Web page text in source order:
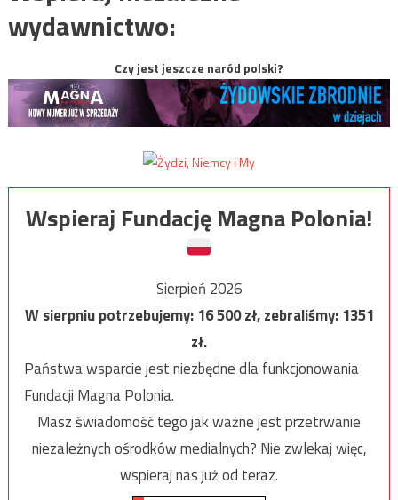
wydawnictwo:
Czy jest jeszcze naród polski?
Wspieraj Fundację Magna Polonia!
Sierpień 2026
W sierpniu potrzebujemy:16 500zł, zebraliśmy:1351
zł.
Państwa wsparcie jest niezbędne dla funkcjonowania
Fundacji Magna Polonia.
Masz świadomość tego jak ważne jest przetrwanie
niezależnych ośrodków medialnych? Nie zwlekaj więc,
wspieraj nas już od teraz.